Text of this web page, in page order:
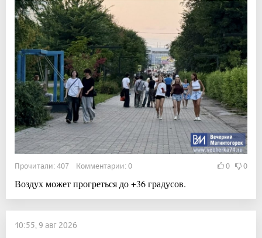
Прочитали: 407 Комментарии: 0 0 0
Воздух может прогреться до +36 градусов.
10:55, 9 авг 2026